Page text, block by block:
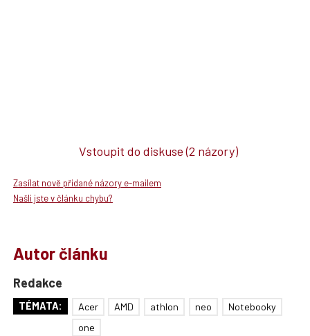
Vstoupit do diskuse(2 názory)
Zasílat nově přidané názory e-mailem
Našli jste v článku chybu?
Autor článku
Redakce
TÉMATA: Acer AMD athlon neo
Notebooky
one